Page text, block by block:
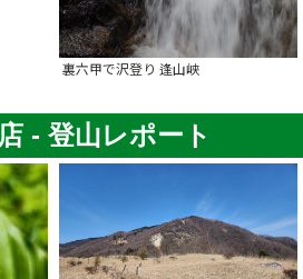
裏六甲で沢登り 逢山峡
- 登山レポート